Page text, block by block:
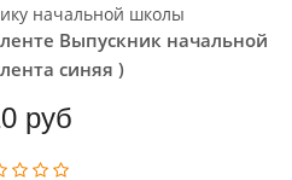
начальной школы
Выпускник начальной
синяя )
руб